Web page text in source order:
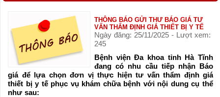
THÔNG BÁO GỬI THƯ BÁO GIÁ TƯ
VẤN THẨM ĐỊNH GIÁ THIẾT BỊ Y TẾ
Ngày đăng: 25/11/2025 - Lượt xem:
245
Bệnh viện Đa khoa tỉnh Hà Tĩnh
đang có nhu cầu tiếp nhận Báo
giá để lựa chọn đơn vị thực hiện tư vấn thẩm định giá
thiết bị y tế phục vụ khám chữa bệnh với nội dung cụ thể
như sau: